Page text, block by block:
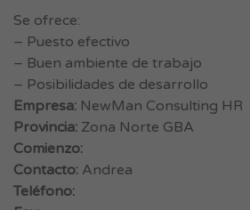
Se ofrece:
– Puesto efectivo
– Buen ambiente de trabajo
– Posibilidades de desarrollo
Empresa: NewMan Consulting HR
Provincia: Zona Norte GBA
Comienzo:
Contacto: Andrea
Teléfono: